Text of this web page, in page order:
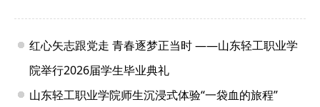
红心矢志跟党走 青春逐梦正当时 ——山东轻工职业学
院举行2026届学生毕业典礼
山东轻工职业学院师生沉浸式体验“一袋血的旅程”